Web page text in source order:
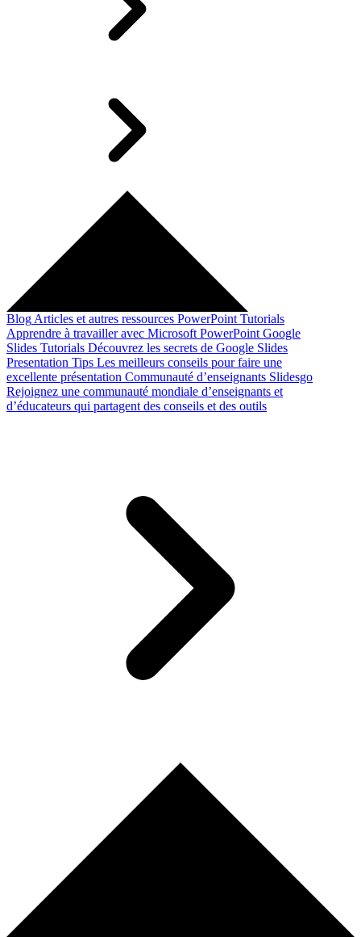
Blog Articles et autres ressources PowerPoint Tutorials
Apprendre à travailler avec Microsoft PowerPoint Google
Slides Tutorials Découvrez les secrets de Google Slides
Presentation Tips Les meilleurs conseils pour faire une
excellente présentation Communauté d’enseignants Slidesgo
Rejoignez une communauté mondiale d’enseignants et
d’éducateurs qui partagent des conseils et des outils